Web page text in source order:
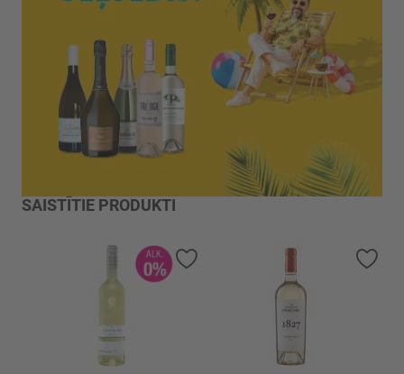
SAISTĪTIE PRODUKTI
Pievienot vēlmju sarakstam